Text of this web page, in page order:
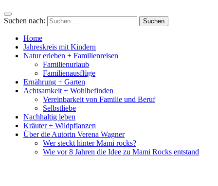
Suchen nach:
Home
Jahreskreis mit Kindern
Natur erleben + Familienreisen
Familienurlaub
Familienausflüge
Ernährung + Garten
Achtsamkeit + Wohlbefinden
Vereinbarkeit von Familie und Beruf
Selbstliebe
Nachhaltig leben
Kräuter + Wildpflanzen
Über die Autorin Verena Wagner
Wer steckt hinter Mami rocks?
Wie vor 8 Jahren die Idee zu Mami Rocks entstand